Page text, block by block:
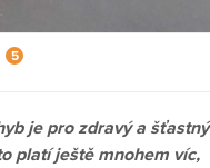
5
je pro zdravý a šťastný
platí ještě mnohem víc,